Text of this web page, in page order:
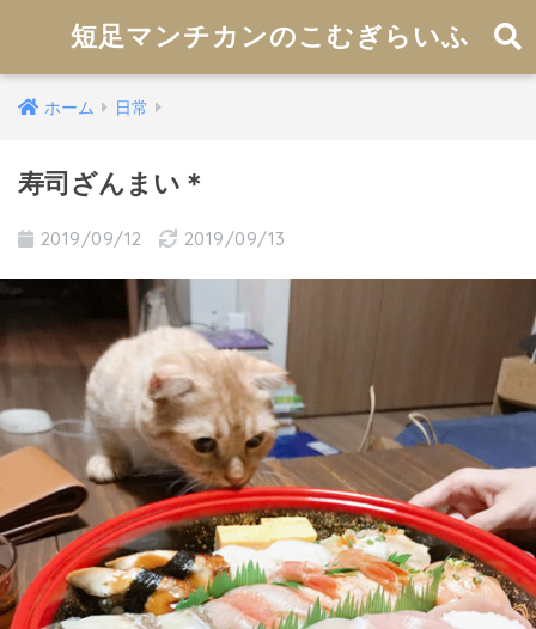
短足マンチカンのこむぎらいふ
ホーム 日常
寿司ざんまい＊
2019/09/12 2019/09/13